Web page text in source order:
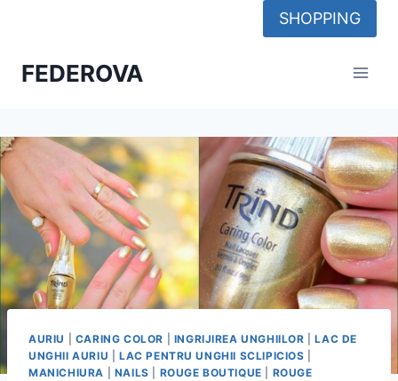
SHOPPING
FEDEROVA
AURIU CARING COLOR INGRIJIREA UNGHIILOR |LAC DE
UNGHII AURIU
LAC PENTRU UNGHII SCLIPICIOS
MANICHIURA
NAILS ROUGE BOUTIQUE
ROUGE